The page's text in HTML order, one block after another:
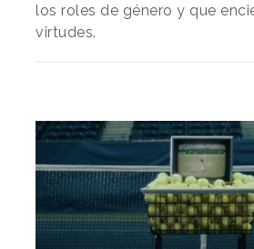
los roles de género y que
virtudes.